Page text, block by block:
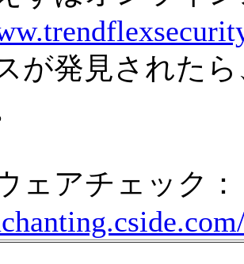
が発見された
ェアチェック：